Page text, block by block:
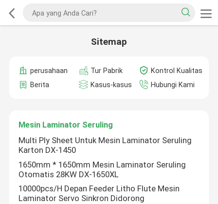
Sitemap
perusahaan Tur Pabrik
Kontrol Kualitas
Berita
Kasus-kasus Hubungi Kami
Mesin Laminator Seruling
Multi Ply Sheet Untuk Mesin Laminator Seruling
Karton DX-1450
1650mm * 1650mm Mesin Laminator Seruling
Otomatis 28KW DX-1650XL
10000pcs/H Depan Feeder Litho Flute Mesin
Laminator Servo Sinkron Didorong